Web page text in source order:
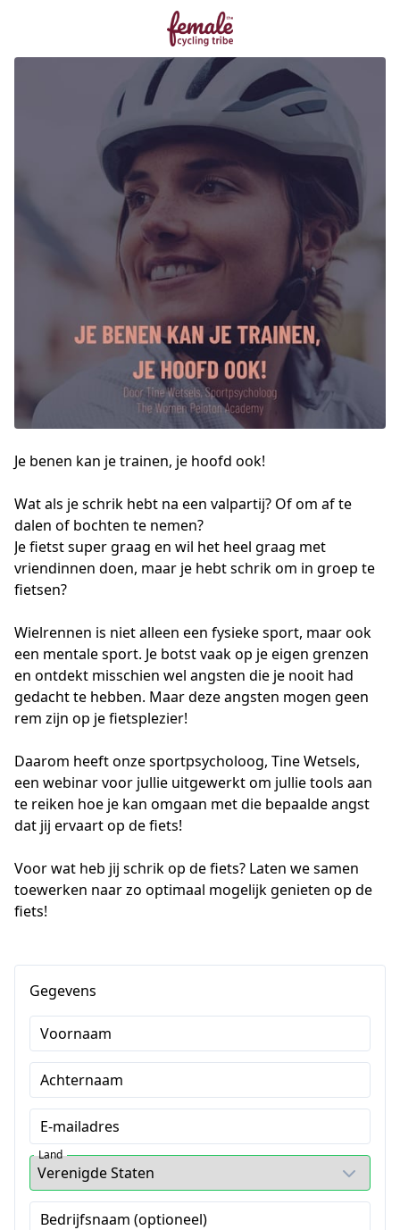
Je benen kan je trainen, je hoofd ook!
Wat als je schrik hebt na een valpartij? Of om af te
dalen of bochten te nemen?
Je fietst super graag en wil het heel graag met
vriendinnen doen, maar je hebt schrik om in groep te
fietsen?
Wielrennen is niet alleen een fysieke sport, maar ook
een mentale sport. Je botst vaak op je eigen grenzen
en ontdekt misschien wel angsten die je nooit had
gedacht te hebben. Maar deze angsten mogen geen
rem zijn op je fietsplezier!
Daarom heeft onze sportpsycholoog, Tine Wetsels,
een webinar voor jullie uitgewerkt om jullie tools aan
te reiken hoe je kan omgaan met die bepaalde angst
dat jij ervaart op de fiets!
Voor wat heb jij schrik op de fiets? Laten we samen
toewerken naar zo optimaal mogelijk genieten op de
fiets!
Gegevens
Voornaam
Achternaam
E-mailadres
Land
Bedrijfsnaam (optioneel)